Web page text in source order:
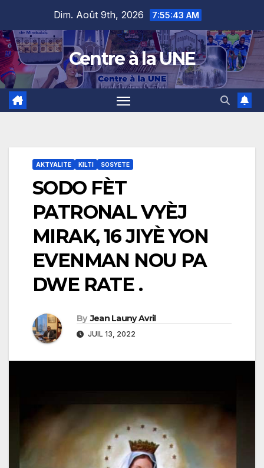
content
Dim. Août 9th, 2026 7:55:44 AM
Centre à la UNE
AKTYALITE KILTI SOSYETE
SODO FÈT
PATRONAL VYÈJ
MIRAK, 16 JIYÈ YON
EVENMAN NOU PA
DWE RATE .
By Jean Launy Avril
JUIL 13, 2022